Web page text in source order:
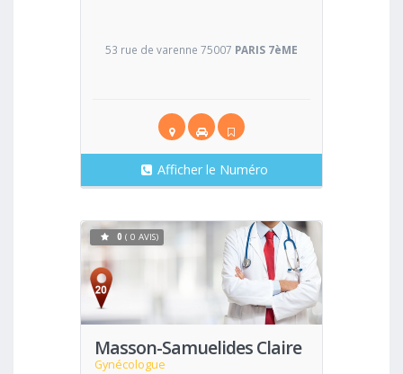
53 rue de varenne 75007 PARIS 7èME
Afficher le Numéro
Masson-Samuelides Claire
Gynécologue
Voir
0 ( 0 AVIS)